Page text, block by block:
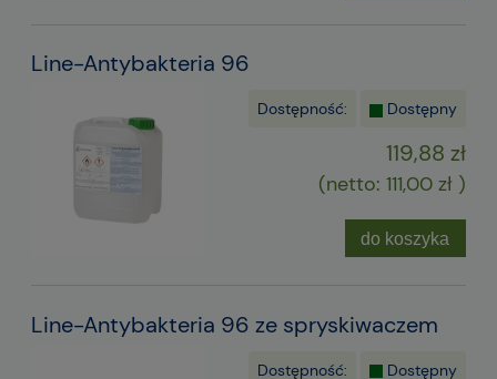
Line-Antybakteria 96
Dostępność: Dostępny
119,88 zł
(netto: 111,00 zł )
do koszyka
Line-Antybakteria 96 ze spryskiwaczem
Dostępność: Dostępny